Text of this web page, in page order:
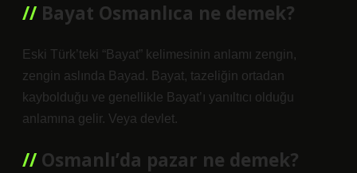
Bayat Osmanlıca ne demek?
Eski Türk’teki “Bayat” kelimesinin anlamı zengin,
zengin aslında Bayad. Bayat, tazeliğin ortadan
kaybolduğu ve genellikle Bayat’ı yanıltıcı olduğu
anlamına gelir. Veya devlet.
Osmanlı’da pazar ne demek?